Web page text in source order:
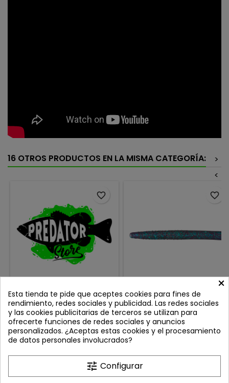
16 OTROS PRODUCTOS EN LA MISMA CATEGORÍA:
>
<
PREDATOR STORE
PEGATINA LOGO ENDGAME
13X9CMReview(s):0
PEGATINA DEL LOGO ENDGAME
DE PREDATOR STORE Medida:
13cm x 9cm Caracteristicas:
y dentro el LOGO PREDATOR
Precio
0,99 €
Añadir al carrito
favorite_border
ZMAN BIG TRD 4" JUNE BUG
Review(s):
La Z Man Big T.R.D. eleva el
concepto finesse a otro nivel,
ataque de los depredadores
más exigentes. Mantiene la
favorite_border
×
Esta tienda te pide que aceptes cookies para fines de
rendimiento, redes sociales y publicidad. Las redes sociales
y las cookies publicitarias de terceros se utilizan para
ofrecerte funciones de redes sociales y anuncios
personalizados. ¿Aceptas estas cookies y el procesamiento
de datos personales involucrados?
tune Configurar